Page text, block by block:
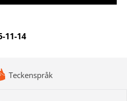
11-14
Teckenspråk